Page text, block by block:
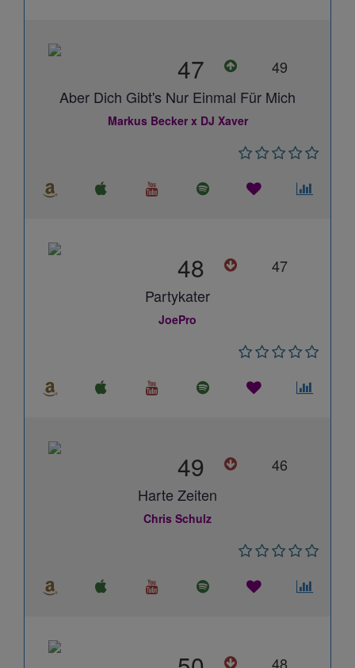
47
49
Aber Dich Gibt's Nur Einmal Für Mich
Markus Becker x DJ Xaver
48
47
Partykater
JoePro
49
46
Harte Zeiten
Chris Schulz
48